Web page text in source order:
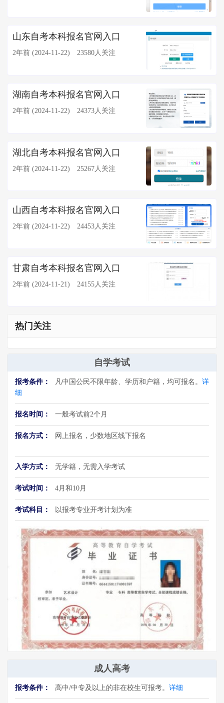
山东自考本科报名官网入口
2年前 (2024-11-22) 23580人关注
湖南自考本科报名官网入口
2年前 (2024-11-22) 24373人关注
湖北自考本科报名官网入口
2年前 (2024-11-22) 25267人关注
山西自考本科报名官网入口
2年前 (2024-11-22) 24453人关注
甘肃自考本科报名官网入口
2年前 (2024-11-21) 24155人关注
热门关注
自学考试
报考条件： 凡中国公民不限年龄、学历和户籍，均可报名。 详
细
报名时间： 一般考试前2个月
报名方式： 网上报名，少数地区线下报名
入学方式： 无学籍，无需入学考试
考试时间： 4月和10月
考试科目： 以报考专业开考计划为准
成人高考
报考条件： 高中/中专及以上的非在校生可报考。 详细